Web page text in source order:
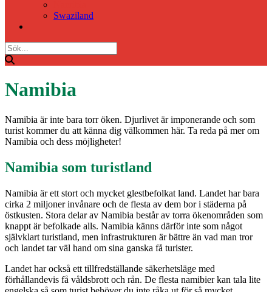
Swaziland
Namibia
Namibia är inte bara torr öken. Djurlivet är imponerande och som
turist kommer du att känna dig välkommen här. Ta reda på mer om
Namibia och dess möjligheter!
Namibia som turistland
Namibia är ett stort och mycket glestbefolkat land. Landet har bara
cirka 2 miljoner invånare och de flesta av dem bor i städerna på
östkusten. Stora delar av Namibia består av torra ökenområden som
knappt är befolkade alls. Namibia känns därför inte som något
självklart turistland, men infrastrukturen är bättre än vad man tror
och landet tar väl hand om sina ganska få turister.
Landet har också ett tillfredställande säkerhetsläge med
förhållandevis få våldsbrott och rån. De flesta namibier kan tala lite